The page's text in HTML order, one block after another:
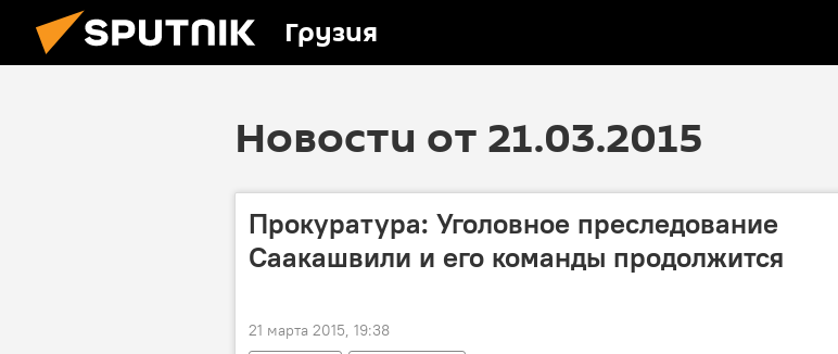
Грузия
Новости от 21.03.2015
Прокуратура: Уголовное преследование
Саакашвили и его команды продолжится
21 марта 2015, 19:38